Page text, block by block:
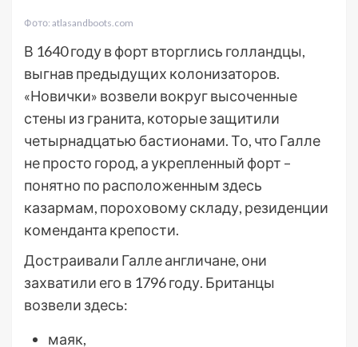
Фото: atlasandboots.com
В 1640 году в форт вторглись голландцы,
выгнав предыдущих колонизаторов.
«Новички» возвели вокруг высоченные
стены из гранита, которые защитили
четырнадцатью бастионами. То, что Галле
не просто город, а укрепленный форт –
понятно по расположенным здесь
казармам, пороховому складу, резиденции
коменданта крепости.
Достраивали Галле англичане, они
захватили его в 1796 году. Британцы
возвели здесь:
маяк,